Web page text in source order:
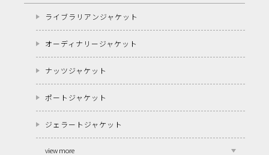
ライブラリアンジャケット
オーディナリージャケット
ナッツジャケット
ポートジャケット
ジェラートジャケット
view more